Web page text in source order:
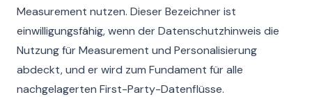
Measurement nutzen. Dieser Bezeichner ist
einwilligungsfähig, wenn der Datenschutzhinweis die
Nutzung für Measurement und Personalisierung
abdeckt, und er wird zum Fundament für alle
nachgelagerten First-Party-Datenflüsse.